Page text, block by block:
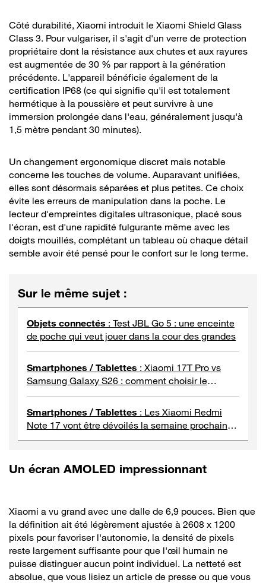
Côté durabilité, Xiaomi introduit le Xiaomi Shield Glass
Class 3. Pour vulgariser, il s'agit d'un verre de protection
propriétaire dont la résistance aux chutes et aux rayures
est augmentée de 30 % par rapport à la génération
précédente. L'appareil bénéficie également de la
certification IP68 (ce qui signifie qu'il est totalement
hermétique à la poussière et peut survivre à une
immersion prolongée dans l'eau, généralement jusqu'à
1,5 mètre pendant 30 minutes).
Un changement ergonomique discret mais notable
concerne les touches de volume. Auparavant unifiées,
elles sont désormais séparées et plus petites. Ce choix
évite les erreurs de manipulation dans la poche. Le
lecteur d'empreintes digitales ultrasonique, placé sous
l'écran, est d'une rapidité fulgurante même avec les
doigts mouillés, complétant un tableau où chaque détail
semble avoir été pensé pour le confort sur le long terme.
Sur le même sujet :
Objets connectés : Test JBL Go 5 : une enceinte
de poche qui veut jouer dans la cour des grandes
Smartphones / Tablettes : Xiaomi 17T Pro vs
Samsung Galaxy S26 : comment choisir le
meilleur smartphone à moins de 1000 euros ?
Smartphones / Tablettes : Les Xiaomi Redmi
Note 17 vont être dévoilés la semaine prochaine
(en plein jour férié pour la France)
Un écran AMOLED impressionnant
Xiaomi a vu grand avec une dalle de 6,9 pouces. Bien que
la définition ait été légèrement ajustée à 2608 x 1200
pixels pour favoriser l'autonomie, la densité de pixels
reste largement suffisante pour que l'œil humain ne
puisse distinguer aucun point individuel. La netteté est
absolue, que vous lisiez un article de presse ou que vous